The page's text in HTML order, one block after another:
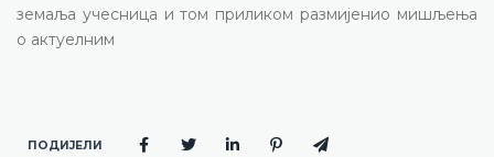
земаља учесница и том приликом размијенио мишљења
о актуелним
ПОДИЈЕЛИ